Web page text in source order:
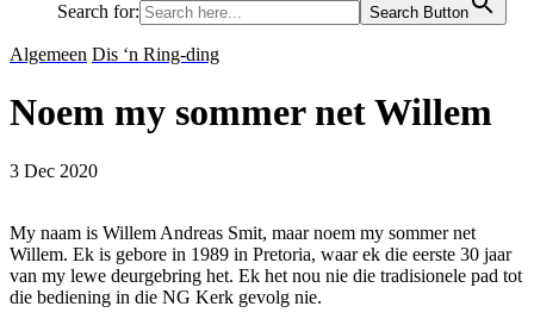
Search for: Search Button
Algemeen Dis ‘n Ring-ding
Noem my sommer net Willem
3 Dec 2020
My naam is Willem Andreas Smit, maar noem my sommer net
Willem. Ek is gebore in 1989 in Pretoria, waar ek die eerste 30 jaar
van my lewe deurgebring het. Ek het nou nie die tradisionele pad tot
die bediening in die NG Kerk gevolg nie.